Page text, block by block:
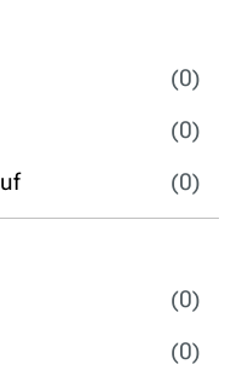
(0)
(0)
(0)
(0)
(0)